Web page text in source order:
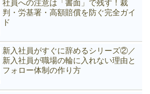
社員への注意は「書面」で残す！裁
判・労基署・高額賠償を防ぐ完全ガイ
ド
新入社員がすぐに辞めるシリーズ②／
新入社員が職場の輪に入れない理由と
フォロー体制の作り方